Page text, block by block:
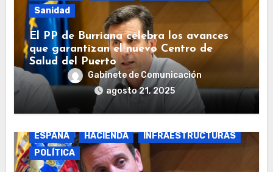
Sanidad
El PP de Burriana celebra los avances
que garantizan el nuevo Centro de
Salud del Puerto
Gabinete de Comunicación
agosto 21, 2025
ESPAÑA
HACIENDA
INFRAESTRUCTURAS
POLÍTICA